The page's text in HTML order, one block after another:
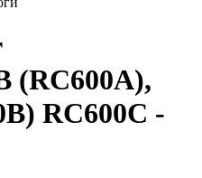
(RC600A),
RC600C -